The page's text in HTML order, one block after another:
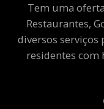
Tem uma
Restaurantes,
diversos serviços
residentes com